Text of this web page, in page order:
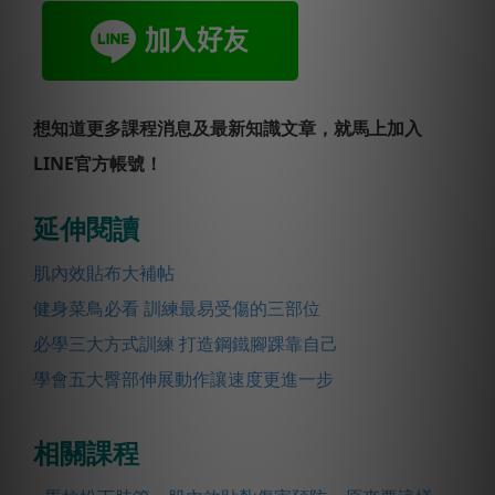
想知道更多課程消息及最新知識文章，就馬上加入
LINE官方帳號！
延伸閱讀
肌內效貼布大補帖
健身菜鳥必看 訓練最易受傷的三部位
必學三大方式訓練 打造鋼鐵腳踝靠自己
學會五大臀部伸展動作讓速度更進一步
相關課程